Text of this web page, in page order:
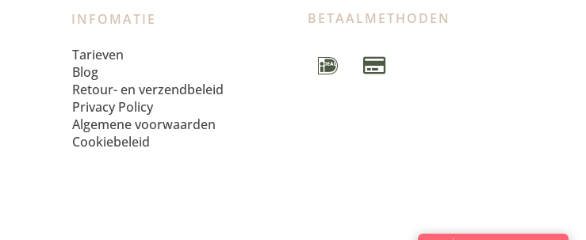
INFOMATIE
Tarieven
Blog
Retour- en verzendbeleid
Privacy Policy
Algemene voorwaarden
Cookiebeleid
BETAALMETHODEN